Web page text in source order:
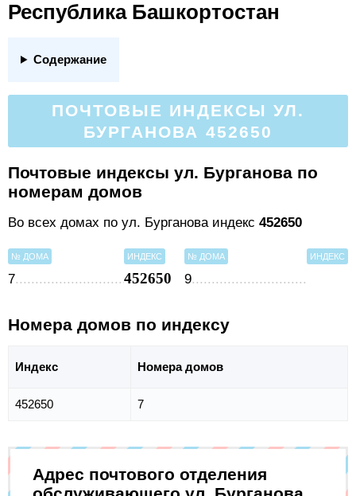
Республика Башкортостан
Содержание
ПОЧТОВЫЕ ИНДЕКСЫ УЛ.
БУРГАНОВА 452650
Почтовые индексы ул. Бурганова по
номерам домов
Во всех домах по ул. Бурганова индекс 452650
№ ДОМА ИНДЕКС
7 452650
№ ДОМА ИНДЕКС
9
Номера домов по индексу
Индекс Номера домов
452650 7
Адрес почтового отделения